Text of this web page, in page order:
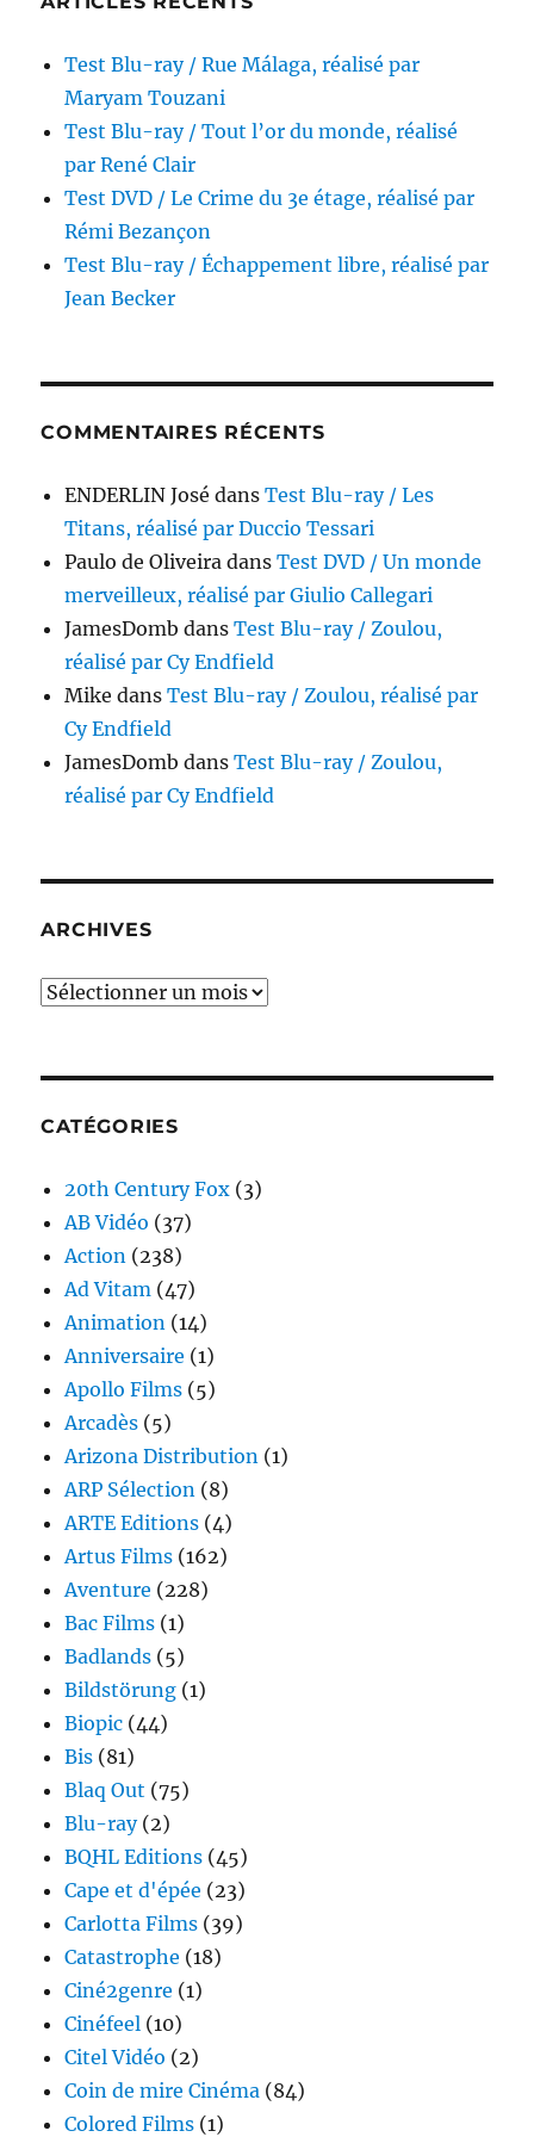
Test Blu-ray / Rue Málaga, réalisé par
Maryam Touzani
Test Blu-ray / Tout l’or du monde, réalisé
par René Clair
Test DVD / Le Crime du 3e étage, réalisé par
Rémi Bezançon
Test Blu-ray / Échappement libre, réalisé par
Jean Becker
COMMENTAIRES RÉCENTS
ENDERLIN José dansTest Blu-ray / Les
Titans, réalisé par Duccio Tessari
Paulo de Oliveira dansTest DVD / Un monde
merveilleux, réalisé par Giulio Callegari
JamesDomb dansTest Blu-ray / Zoulou,
réalisé par Cy Endfield
Mike dansTest Blu-ray / Zoulou, réalisé par
Cy Endfield
JamesDomb dansTest Blu-ray / Zoulou,
réalisé par Cy Endfield
ARCHIVES
Archives
CATÉGORIES
20th Century Fox (3)
AB Vidéo (37)
Action (238)
Ad Vitam (47)
Animation (14)
Anniversaire (1)
Apollo Films (5)
Arcadès (5)
Arizona Distribution (1)
ARP Sélection (8)
ARTE Editions (4)
Artus Films (162)
Aventure (228)
Bac Films (1)
Badlands (5)
Bildstörung (1)
Biopic (44)
Bis (81)
Blaq Out (75)
Blu-ray(2)
BQHL Editions (45)
Cape et d'épée (23)
Carlotta Films (39)
Catastrophe (18)
Ciné2genre (1)
Cinéfeel (10)
Citel Vidéo (2)
Coin de mire Cinéma (84)
Colored Films (1)